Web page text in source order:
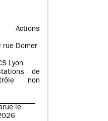
Actions
rue Domer
Lyon
de
non
le